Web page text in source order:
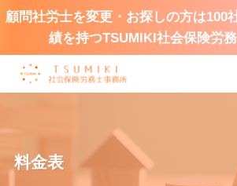
顧問社労士を変更・お探しの方は100
績を持つTSUMIKI社会保険労
料金表